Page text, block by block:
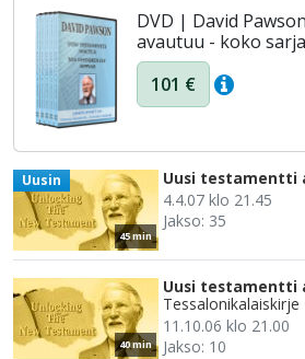
DVD | David
avautuu - koko sarja
101 €
45 min
Uusin Uusi testamentti
4.4.07 klo 21.45
Jakso: 35
40 min
Uusi testamentti
Tessalonikalaiskirje
11.10.06 klo 21.00
Jakso: 10